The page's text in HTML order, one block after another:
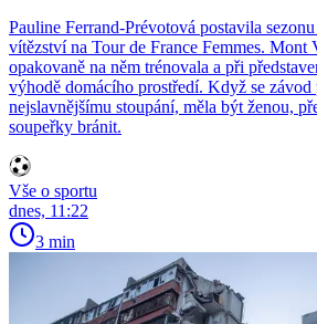
Pauline Ferrand-Prévotová postavila
vítězství na Tour de France Femmes. Mont
opakovaně na něm trénovala a při
výhodě domácího prostředí. Když se
nejslavnějšímu stoupání, měla být ženou,
soupeřky bránit.
Vše o sportu
dnes, 11:22
3 min